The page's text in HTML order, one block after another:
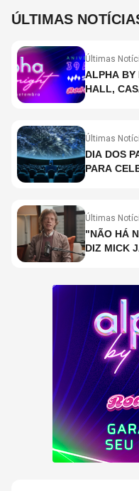
ÚLTIMAS
Últimas
ALPHA BY
HALL,
Últimas
DIA DOS
PARA
Últimas
"NÃO HÁ
DIZ MICK